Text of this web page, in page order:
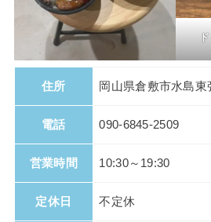
住所 岡山県倉敷市水島東
電話 090-6845-2509
営業時間 10:30～19:30
定休日 不定休